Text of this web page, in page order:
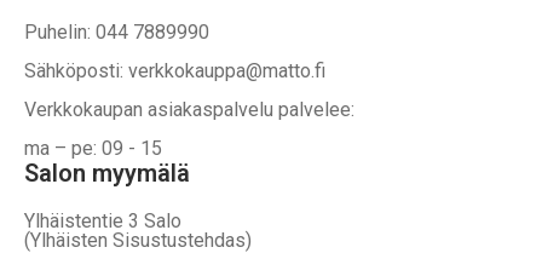
Puhelin: 044 7889990
Sähköposti: verkkokauppa@matto.fi
Verkkokaupan asiakaspalvelu palvelee:
ma – pe: 09 - 15
Salon myymälä
Ylhäistentie 3 Salo
(Ylhäisten Sisustustehdas)